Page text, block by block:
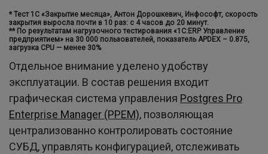
* Тест 1С «Закрытие месяца», Антон Дорошкевич, Инфософт, скорость
закрытия выросла почти в 10 раз: с 4 часов до 20 минут.
** По результатам нагрузочного тестирования «1С:ERP Управление
предприятием» на 30 000 пользователей, показатель APDEX – 0.875,
загрузка CPU — менее 30%
Отдельное внимание уделено удобству
эксплуатации. В состав решения входит
графическая система управления Postgres Pro
Enterprise Manager (PPEM), позволяющая
централизованно контролировать состояние
СУБД, управлять конфигурацией, отслеживать